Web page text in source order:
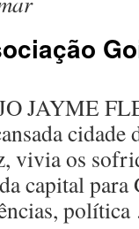
JAYME
cidade
vivia os
capital